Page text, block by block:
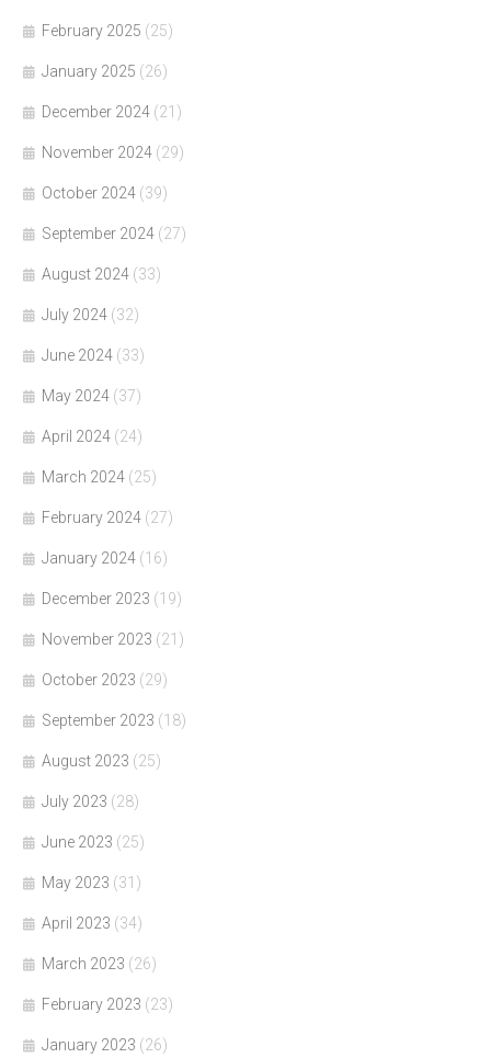
February 2025 (25)
January 2025 (26)
December 2024 (21)
November 2024 (29)
October 2024 (39)
September 2024 (27)
August 2024 (33)
July 2024 (32)
June 2024 (33)
May 2024 (37)
April 2024 (24)
March 2024 (25)
February 2024 (27)
January 2024 (16)
December 2023 (19)
November 2023 (21)
October 2023 (29)
September 2023 (18)
August 2023 (25)
July 2023 (28)
June 2023 (25)
May 2023 (31)
April 2023 (34)
March 2023 (26)
February 2023 (23)
January 2023 (26)